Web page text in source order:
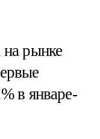
на рынке
в январе-